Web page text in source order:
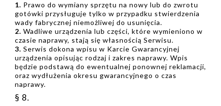
1. Prawo do wymiany sprzętu na nowy lub do zwrotu
gotówki przysługuje tylko w przypadku stwierdzenia
wady fabrycznej niemożliwej do usunięcia.
2. Wadliwe urządzenia lub części, które wymieniono w
czasie naprawy, stają się własnością Serwisu.
3. Serwis dokona wpisu w Karcie Gwarancyjnej
urządzenia opisując rodzaj i zakres naprawy. Wpis
będzie podstawą do ewentualnej ponownej reklamacji,
oraz wydłużenia okresu gwarancyjnego o czas
naprawy.
§ 8.